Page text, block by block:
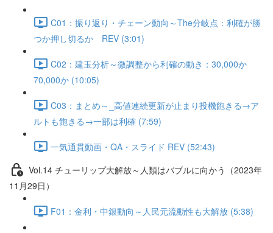
C01：振り返り・チェーン動向～The分岐点：利確が勝
つか押し切るか REV (3:01)
C02：建玉分析～微調整から利確の動き：30,000か
70,000か (10:05)
C03：まとめ～_高値連続更新が止まり投機飽きる→ア
ルトも飽きる→一部は利確 (7:59)
一気通貫動画・QA・スライド REV (52:43)
Vol.14 チューリップ大解放～人類はバブルに向かう（2023年
11月29日）
F01：金利・中銀動向～人民元流動性も大解放 (5:38)